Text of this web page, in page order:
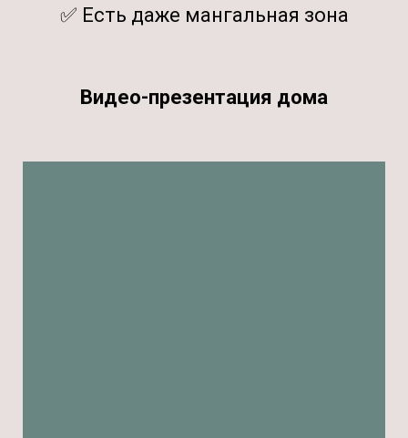
✅ Есть даже мангальная зона
Видео-презентация дома